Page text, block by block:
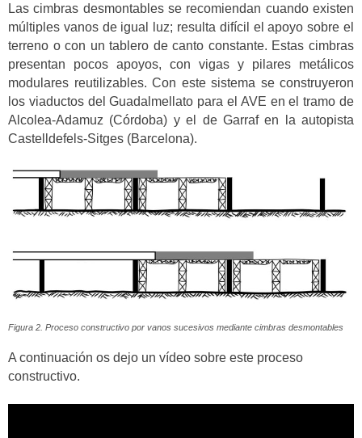
Las cimbras desmontables se recomiendan cuando existen
múltiples vanos de igual luz; resulta difícil el apoyo sobre el
terreno o con un tablero de canto constante. Estas cimbras
presentan pocos apoyos, con vigas y pilares metálicos
modulares reutilizables. Con este sistema se construyeron
los viaductos del Guadalmellato para el AVE en el tramo de
Alcolea-Adamuz (Córdoba) y el de Garraf en la autopista
Castelldefels-Sitges (Barcelona).
Figura 2. Proceso constructivo por vanos sucesivos mediante cimbras desmontables
A continuación os dejo un vídeo sobre este proceso
constructivo.